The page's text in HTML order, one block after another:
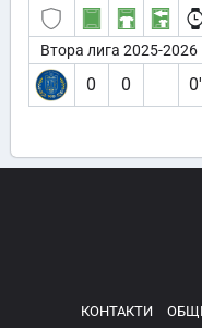
Втора лига 2025-2026
0 0 0′
КОНТАКТИ